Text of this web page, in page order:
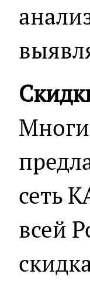
сеть
всей